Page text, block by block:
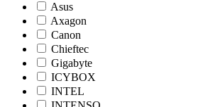
Asus
Axagon
Canon
Chieftec
Gigabyte
ICYBOX
INTEL